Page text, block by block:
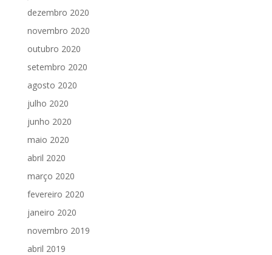
dezembro 2020
novembro 2020
outubro 2020
setembro 2020
agosto 2020
julho 2020
junho 2020
maio 2020
abril 2020
março 2020
fevereiro 2020
janeiro 2020
novembro 2019
abril 2019